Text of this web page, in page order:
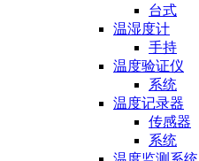
台式
温湿度计
手持
温度验证仪
系统
温度记录器
传感器
系统